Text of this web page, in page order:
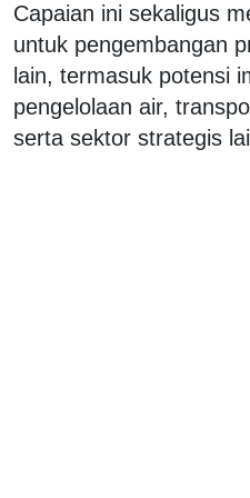
Capaian ini sekaligus
untuk pengembangan
lain, termasuk potensi
pengelolaan air,
serta sektor strategis